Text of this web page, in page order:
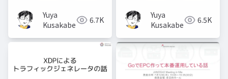
Yuya
Kusakabe
6.7K
Yuya
Kusakabe
6.5K